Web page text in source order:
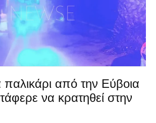
από την Εύβοια
να κρατηθεί στην